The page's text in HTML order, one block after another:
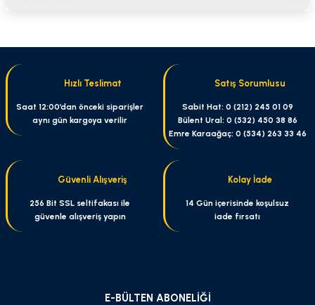
Görüş ve önerileriniz için teşekkür ederiz.
Ürün resmi kalitesiz, bozuk veya görüntülenemiyor.
Ürün açıklamasında eksik bilgiler bulunuyor.
Ürün fiyatı diğer sitelerden daha pahalı.
Bu ürüne benzer farklı alternatifler olmalı.
Hızlı Teslimat
Saat 12:00’dan önceki siparişler
aynı gün kargoya verilir
Satış Sorumlusu
Sabit Hat: 0 (212) 245 01 09
Bülent Ural: 0 (532) 450 38 86
Emre Karaağaç: 0 (534) 263 33 46
Güvenli Alışveriş
256 Bit SSL seltifakası ile
güvenle alışveriş yapın
Kolay İade
14 Gün içerisinde koşulsuz
iade fırsatı
E-BÜLTEN ABONELİĞİ